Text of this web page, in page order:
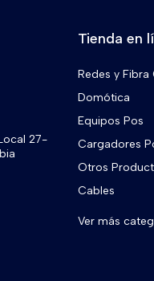
27-
Tienda en
Redes y
Domótica
Equipos Pos
Cargadores
Otros
Cables
Ver más